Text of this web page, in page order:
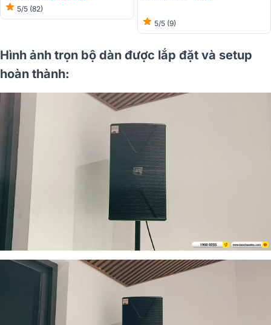
5/5 (82)
5/5 (9)
Hình ảnh trọn bộ dàn được lắp đặt và setup
hoàn thành: